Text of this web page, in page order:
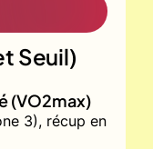
Seuil)
(VO2max)
3), récup en